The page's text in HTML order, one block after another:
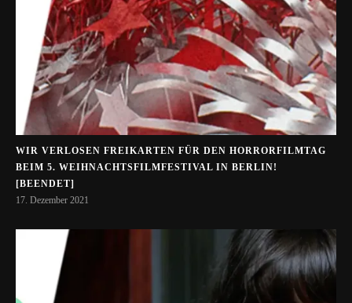
WIR VERLOSEN FREIKARTEN FÜR DEN HORRORFILMTAG
BEIM 5. WEIHNACHTSFILMFESTIVAL IN BERLIN!
[BEENDET]
17. Dezember 2021